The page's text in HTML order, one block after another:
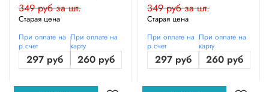
349 руб за шт.
Старая цена
При оплате на
р.счет
297 руб
При оплате на
карту
260 руб
349 руб за шт.
Старая цена
При оплате на
р.счет
297 руб
При оплате на
карту
260 руб